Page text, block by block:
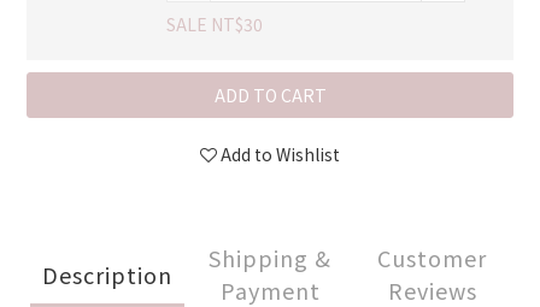
SALE NT$30
ADD TO CART
Add to Wishlist
Description
Shipping &
Payment
Customer
Reviews